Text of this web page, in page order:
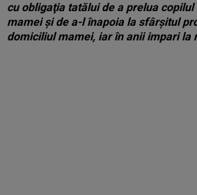
cu obligaţia tatălui de a prelua
mamei şi de a-l înapoia la sfârşitul
domiciliul mamei, iar în anii impari la